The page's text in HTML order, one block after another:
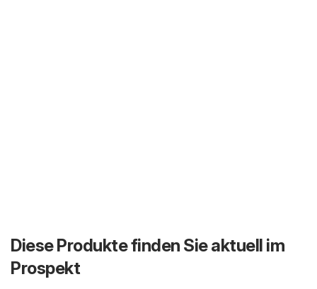
Diese Produkte finden Sie aktuell im
Prospekt